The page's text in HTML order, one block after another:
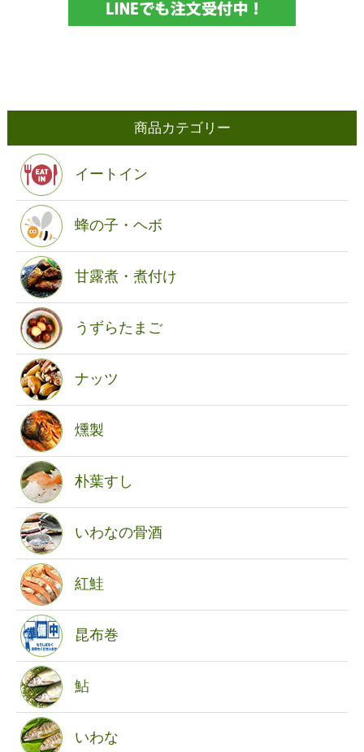
商品カテゴリー
イートイン
蜂の子・ヘボ
甘露煮・煮付け
うずらたまご
ナッツ
燻製
朴葉すし
いわなの骨酒
紅鮭
昆布巻
鮎
いわな